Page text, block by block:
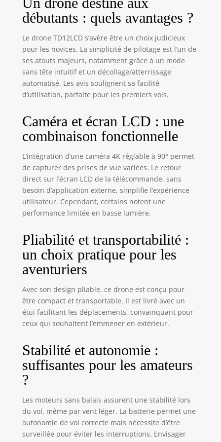
sans balais puissant : le drone
avec camera 4k est équipé de
moteurs sans balais, puissants et
stables. Ils offrent non seulement
au drone des performances de vol
efficaces, mais sont également peu
bruyants et ont une longue durée
de vie. Vous pouvez ainsi profiter
d'un vol silencieux et durable tout
en vous adaptant facilement à
Fonctions adaptées aux débutants
: simplifiez l'utilisation grâce au
décollage/atterrissage à une
décoller sans effort ou d'atterrir en
douceur. Le mode sans tête
élimine la confusion d'orientation
pour les nouveaux utilisateurs,
tandis que les 3 modes de vitesse
réglables vous permettent de
de compétence, pour un voyage
relaxant et agréable. Batterie
modulaire + étui de transport : les
drones avec caméra pour adultes
modulaire amovible de 3,7 V 1800
mAh qui offre 20 minutes de vol.
Ils sont livrés avec un étui de
transport pour tous vos
vous lors de vos déplacements.
Service clientèle : Toladrone
s'engage à vous fournir une aide
lors de l'utilisation du drone,
n'hésitez pas à nous en faire part.
Nos techniciens professionnels
vous fourniront une assistance
débutants : quels avantages ?
Le drone TD12LCD s’avère être un choix judicieux
pour les novices. La simplicité de pilotage est l’un de
ses atouts majeurs, notamment grâce à un mode
sans tête intuitif et un décollage/atterrissage
automatisé. Les avis soulignent sa facilité
d’utilisation, parfaite pour les premiers vols.
Caméra et écran LCD : une
combinaison fonctionnelle
L’intégration d’une caméra 4K réglable à 90° permet
de capturer des prises de vue variées. Le retour
direct sur l’écran LCD de la télécommande, sans
besoin d’application externe, simplifie l’expérience
utilisateur. Cependant, certains notent une
performance limitée en basse lumière.
Pliabilité et transportabilité :
un choix pratique pour les
aventuriers
Avec son design pliable, ce drone est conçu pour
être compact et transportable. Il est livré avec un
étui facilitant les déplacements, convainquant pour
ceux qui souhaitent l’emmener en extérieur.
Stabilité et autonomie :
suffisantes pour les amateurs
?
Les moteurs sans balais assurent une stabilité lors
du vol, même par vent léger. La batterie permet une
autonomie de vol correcte mais nécessite d’être
surveillée pour éviter les interruptions. Envisager